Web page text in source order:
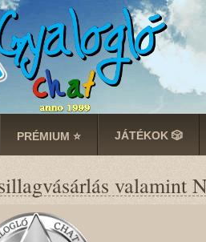
PRÉMIUM ⭐ JÁTÉKOK 🎲
valamint